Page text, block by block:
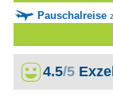
Pauschalreise
4.5/5